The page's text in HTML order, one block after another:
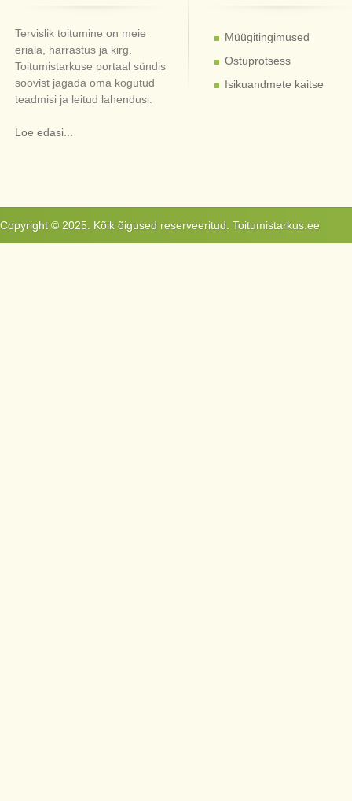
Tervislik toitumine on meie
eriala, harrastus ja kirg.
Toitumistarkuse portaal sündis
soovist jagada oma kogutud
teadmisi ja leitud lahendusi.
Loe edasi...
Müügitingimused
Ostuprotsess
Isikuandmete kaitse
Copyright © 2025. Kõik õigused reserveeritud. Toitumistarkus.ee